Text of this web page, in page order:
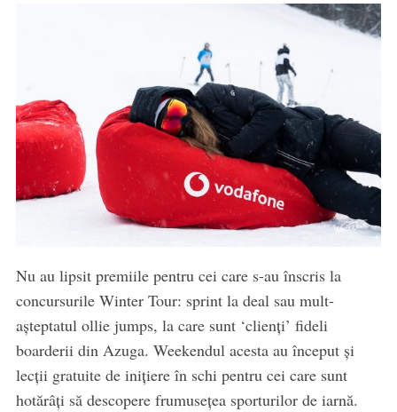
Nu au lipsit premiile pentru cei care s-au înscris la
concursurile Winter Tour: sprint la deal sau mult-
așteptatul ollie jumps, la care sunt ‘clienți’ fideli
boarderii din Azuga. Weekendul acesta au început și
lecții gratuite de inițiere în schi pentru cei care sunt
hotărâți să descopere frumusețea sporturilor de iarnă.